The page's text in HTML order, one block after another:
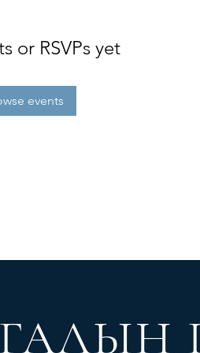
or RSVPs yet
events